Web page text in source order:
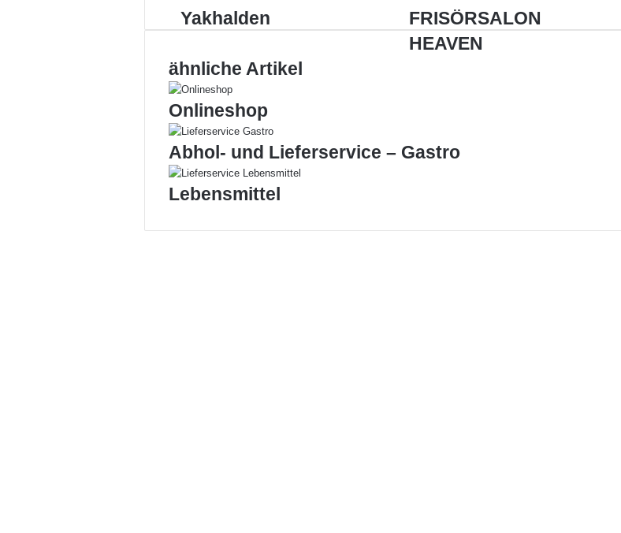
Yakhalden
Yakhalden
FRISÖRSALON
HEAVEN
FRISÖRSALON
HEAVEN
ähnliche Artikel
Onlineshop
Abhol- und Lieferservice – Gastro
Lebensmittel